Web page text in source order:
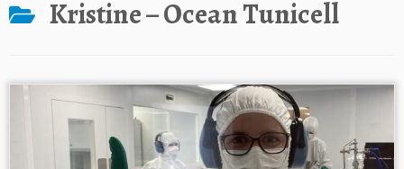
Kristine – Ocean Tunicell